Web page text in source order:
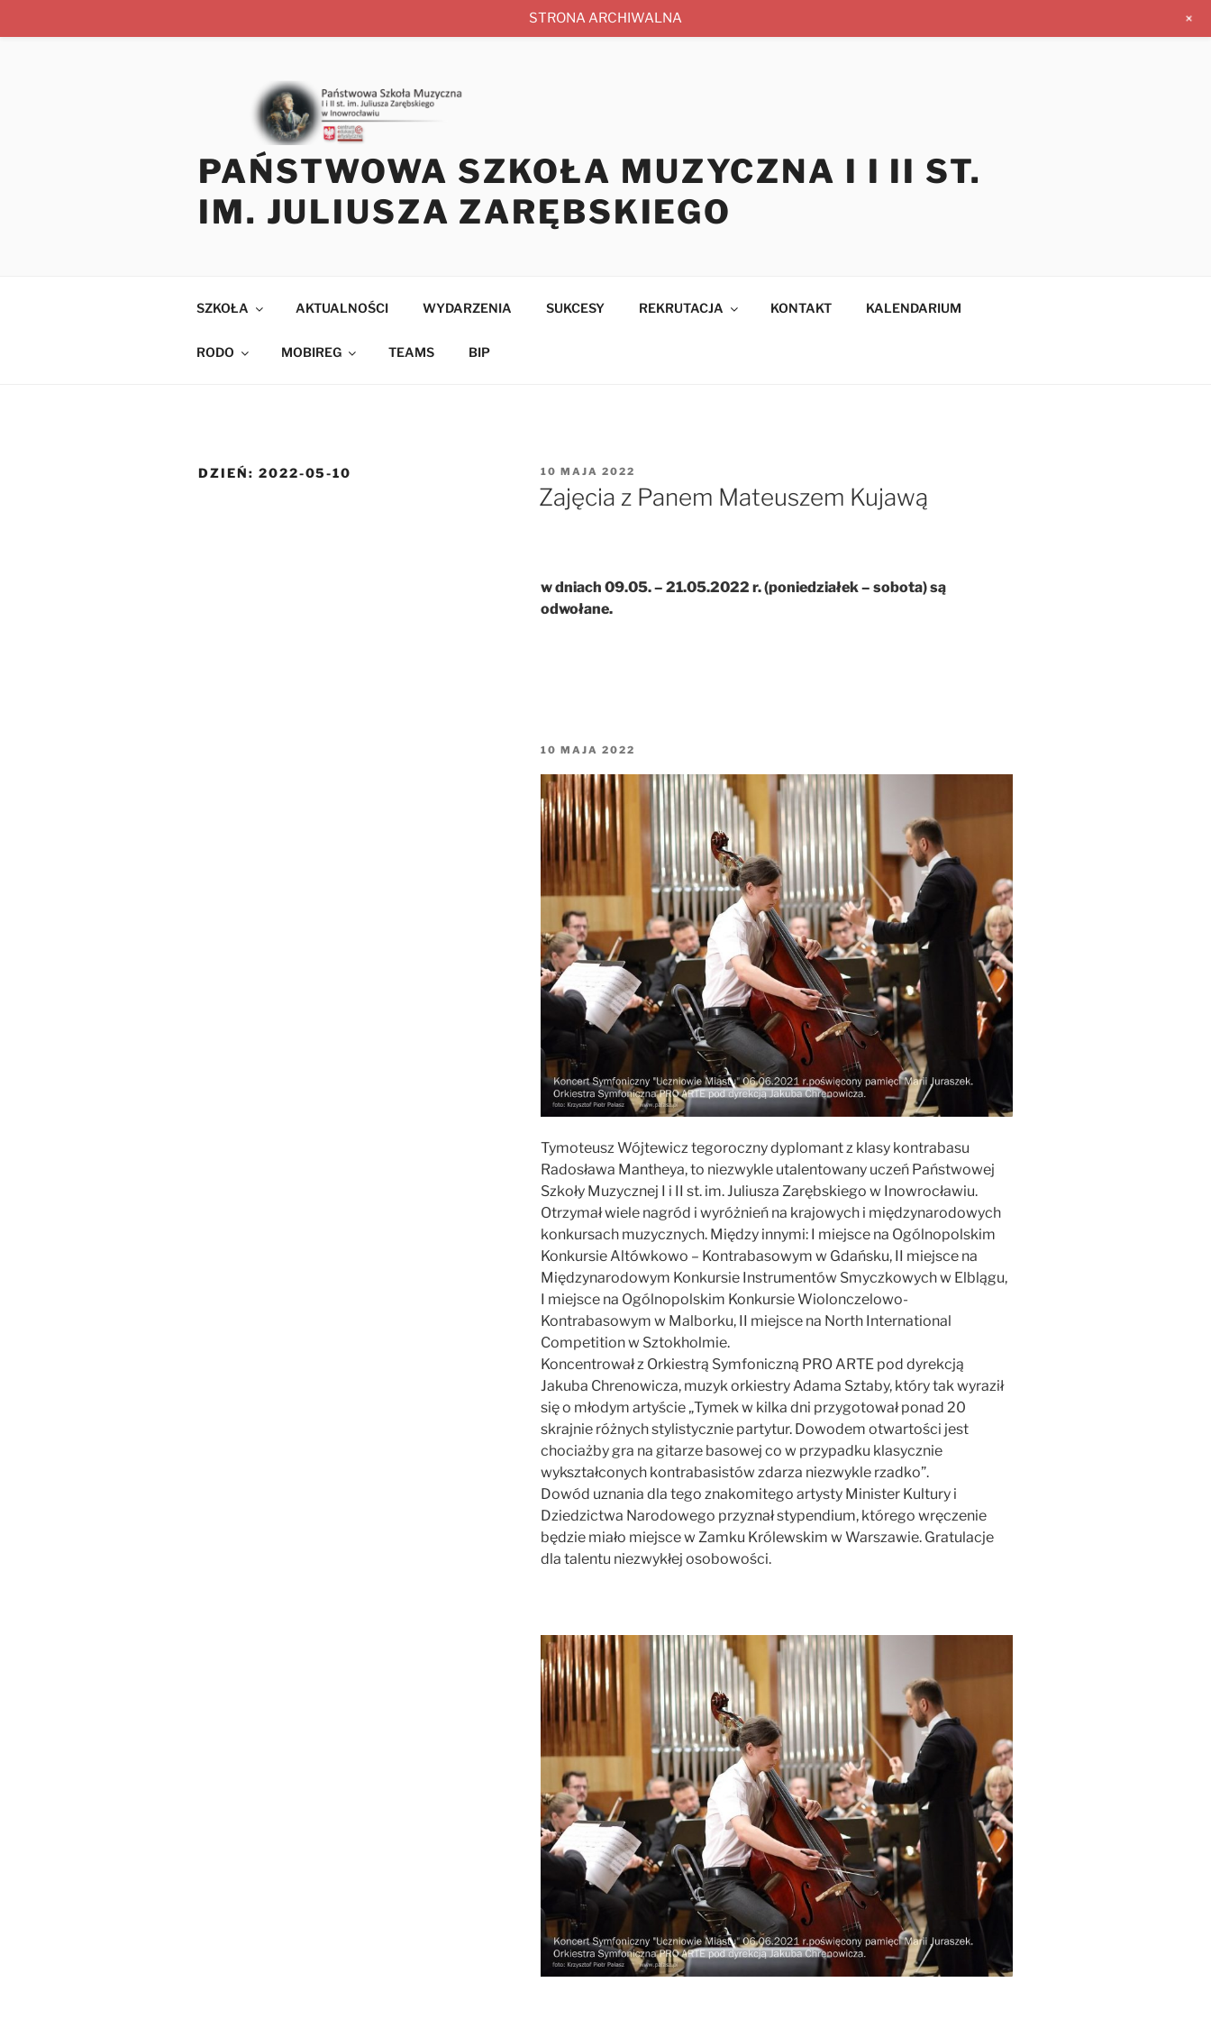
PAŃSTWOWA SZKOŁA MUZYCZNA I I II ST.
IM. JULIUSZA ZARĘBSKIEGO
SZKOŁA AKTUALNOŚCI WYDARZENIA SUKCESY REKRUTACJA KONTAKT KALENDARIUM
RODO MOBIREG TEAMS BIP
DZIEŃ: 2022-05-10
OPUBLIKOWANE
W
10 MAJA 2022
Zajęcia z Panem Mateuszem Kujawą
w dniach 09.05. – 21.05.2022 r.(poniedziałek – sobota) są
odwołane.
OPUBLIKOWANE
10 MAJA 2022
Tymoteusz Wójtewicz tegoroczny dyplomant z klasy kontrabasu
Radosława Mantheya, to niezwykle utalentowany uczeń Państwowej
Szkoły Muzycznej I i II st. im. Juliusza Zarębskiego w Inowrocławiu.
Otrzymał wiele nagród i wyróżnień na krajowych i międzynarodowych
konkursach muzycznych. Między innymi: I miejsce na Ogólnopolskim
Konkursie Altówkowo – Kontrabasowym w Gdańsku, II miejsce na
Międzynarodowym Konkursie Instrumentów Smyczkowych w Elblągu,
I miejsce na Ogólnopolskim Konkursie Wiolonczelowo-
Kontrabasowym w Malborku, II miejsce na North International
Competition w Sztokholmie.
Koncentrował z Orkiestrą Symfoniczną PRO ARTE pod dyrekcją
Jakuba Chrenowicza, muzyk orkiestry Adama Sztaby, który tak wyraził
się o młodym artyście „Tymek w kilka dni przygotował ponad 20
skrajnie różnych stylistycznie partytur. Dowodem otwartości jest
chociażby gra na gitarze basowej co w przypadku klasycznie
wykształconych kontrabasistów zdarza niezwykle rzadko”.
Dowód uznania dla tego znakomitego artysty Minister Kultury i
Dziedzictwa Narodowego przyznał stypendium, którego wręczenie
będzie miało miejsce w Zamku Królewskim w Warszawie. Gratulacje
dla talentu niezwykłej osobowości.
STRONA ARCHIWALNA +